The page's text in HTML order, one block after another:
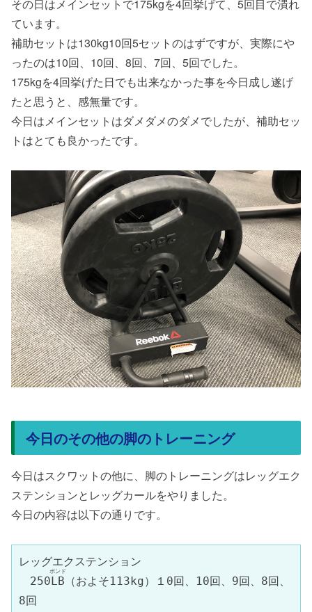
その日はメインセットで175kgを4回挙げて、5回目で潰れ
ています。
補助セットは130kg10回5セットのはずですが、実際にや
ったのは10回、10回、8回、7回、5回でした。
175kgを4回挙げた日でも出来なかった事を今日成し遂げ
たと思うと、感無量です。
今日はメインセットはダメダメのダメでしたが、補助セッ
トはとても良かったです。
今日のその他の脚のトレーニング
今日はスクワットの他に、脚のトレーニングはレッグエク
ステンションとレッグカールをやりました。
今日の内容は以下の通りです。
レッグエクステンション
250LB
ポンド
（およそ113kg）１0回、10回、9回、8回、
8回